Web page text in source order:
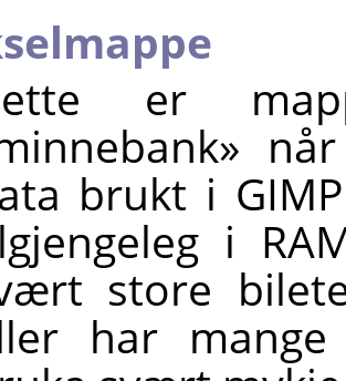
er
brukt i
i
store
har